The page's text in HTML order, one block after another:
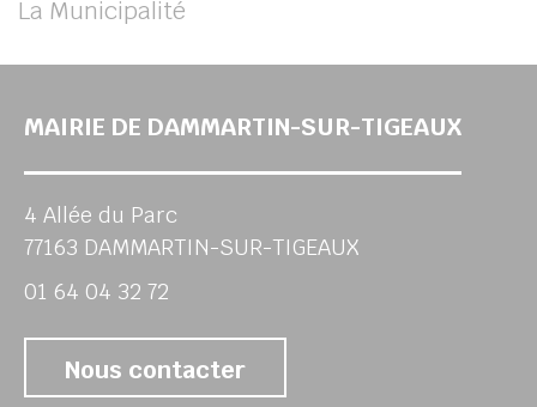
La Municipalité
MAIRIE DE DAMMARTIN-SUR-TIGEAUX
4 Allée du Parc
77163 DAMMARTIN-SUR-TIGEAUX
01 64 04 32 72
Nous contacter